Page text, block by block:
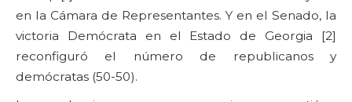
en la Cámara de Representantes. Y en el Senado, la
victoria Demócrata en el Estado de Georgia [2]
reconfiguró el número de republicanos y
demócratas (50-50).